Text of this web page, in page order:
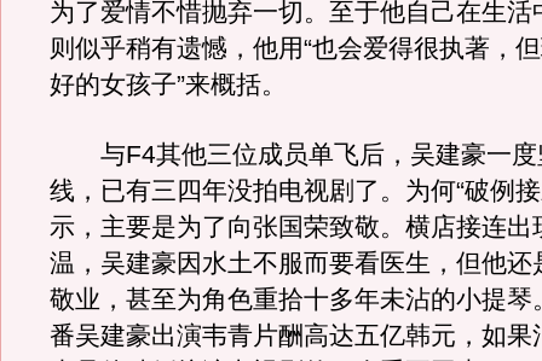
为了爱情不惜抛弃一切。至于他自己在生活
则似乎稍有遗憾，他用“也会爱得很执著，
好的女孩子”来概括。
与F4其他三位成员单飞后，吴建豪一度
线，已有三四年没拍电视剧了。为何“破例
示，主要是为了向张国荣致敬。横店接连出
温，吴建豪因水土不服而要看医生，但他还
敬业，甚至为角色重拾十多年未沾的小提琴
番吴建豪出演韦青片酬高达五亿韩元，如果